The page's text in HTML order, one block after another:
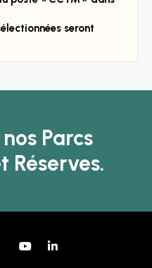
seront
Parcs
Réserves.